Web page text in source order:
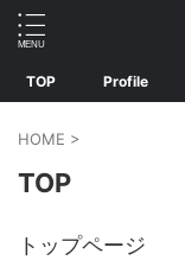
TOP Profile
HOME >
TOP
トップページ